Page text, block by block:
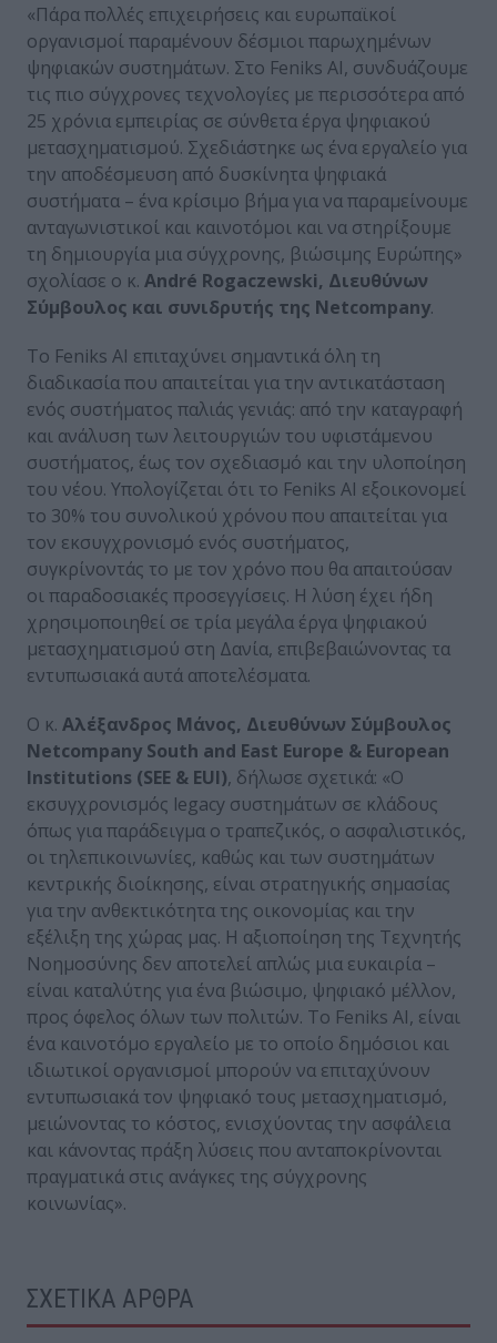
«Πάρα πολλές επιχειρήσεις και ευρωπαϊκοί
οργανισμοί παραμένουν δέσμιοι παρωχημένων
ψηφιακών συστημάτων. Στο Feniks AI, συνδυάζουμε
τις πιο σύγχρονες τεχνολογίες με περισσότερα από
25 χρόνια εμπειρίας σε σύνθετα έργα ψηφιακού
μετασχηματισμού. Σχεδιάστηκε ως ένα εργαλείο για
την αποδέσμευση από δυσκίνητα ψηφιακά
συστήματα – ένα κρίσιμο βήμα για να παραμείνουμε
ανταγωνιστικοί και καινοτόμοι και να στηρίξουμε
τη δημιουργία μια σύγχρονης, βιώσιμης Ευρώπης»
σχολίασε ο κ. André Rogaczewski, Διευθύνων
Σύμβουλος και συνιδρυτής της Netcompany.
Το Feniks AI επιταχύνει σημαντικά όλη τη
διαδικασία που απαιτείται για την αντικατάσταση
ενός συστήματος παλιάς γενιάς: από την καταγραφή
και ανάλυση των λειτουργιών του υφιστάμενου
συστήματος, έως τον σχεδιασμό και την υλοποίηση
του νέου. Υπολογίζεται ότι το Feniks AI εξοικονομεί
το 30% του συνολικού χρόνου που απαιτείται για
τον εκσυγχρονισμό ενός συστήματος,
συγκρίνοντάς το με τον χρόνο που θα απαιτούσαν
οι παραδοσιακές προσεγγίσεις. Η λύση έχει ήδη
χρησιμοποιηθεί σε τρία μεγάλα έργα ψηφιακού
μετασχηματισμού στη Δανία, επιβεβαιώνοντας τα
εντυπωσιακά αυτά αποτελέσματα.
Ο κ. Αλέξανδρος Μάνος, Διευθύνων Σύμβουλος
Netcompany South and East Europe & European
Institutions (SEE & EUI), δήλωσε σχετικά: «Ο
εκσυγχρονισμός legacy συστημάτων σε κλάδους
όπως για παράδειγμα ο τραπεζικός, ο ασφαλιστικός,
οι τηλεπικοινωνίες, καθώς και των συστημάτων
κεντρικής διοίκησης, είναι στρατηγικής σημασίας
για την ανθεκτικότητα της οικονομίας και την
εξέλιξη της χώρας μας. Η αξιοποίηση της Τεχνητής
Νοημοσύνης δεν αποτελεί απλώς μια ευκαιρία –
είναι καταλύτης για ένα βιώσιμο, ψηφιακό μέλλον,
προς όφελος όλων των πολιτών. Το Feniks AI, είναι
ένα καινοτόμο εργαλείο με το οποίο δημόσιοι και
ιδιωτικοί οργανισμοί μπορούν να επιταχύνουν
εντυπωσιακά τον ψηφιακό τους μετασχηματισμό,
μειώνοντας το κόστος, ενισχύοντας την ασφάλεια
και κάνοντας πράξη λύσεις που ανταποκρίνονται
πραγματικά στις ανάγκες της σύγχρονης
κοινωνίας».
ΣΧΕΤΙΚΑ ΑΡΘΡΑ